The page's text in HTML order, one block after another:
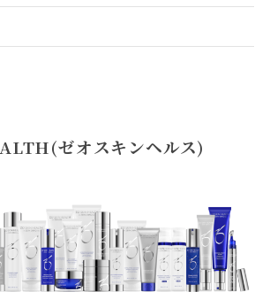
ゼオスキンヘルス)